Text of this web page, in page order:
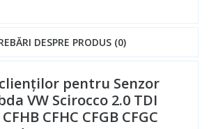
DESPRE PRODUS (0)
pentru Senzor
VW Scirocco 2.0 TDI
CFHC CFGB CFGC